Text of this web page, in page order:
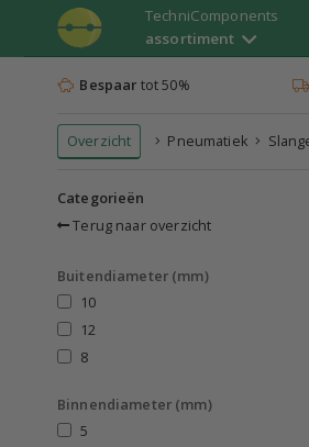
TechniComponents
assortiment
Bespaar tot 50%
Overzicht Pneumatiek
Categorieën
Terug naar overzicht
Buitendiameter (mm)
10
12
8
Binnendiameter (mm)
5